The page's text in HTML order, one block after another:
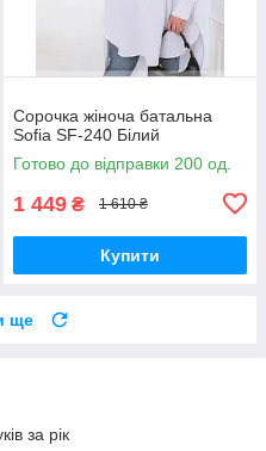
Сорочка жіноча батальна
Sofia SF-240 Білий
Готово до відправки 200 од.
1 449 ₴ 1 610 ₴
Купити
ще
за рік